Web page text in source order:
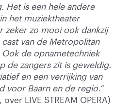
Het is een hele andere
het muziektheater
zeker zo mooi ook dankzij
van de Metropolitan
Ook de opnametechniek
de zangers zit is geweldig.
en een verrijking van
voor Baarn en de regio.”
LIVE STREAM OPERA)